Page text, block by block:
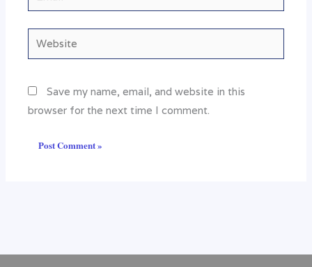
Website
Save my name, email, and website in this
browser for the next time I comment.